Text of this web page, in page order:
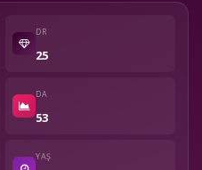
DR
25
DA
53
YAŞ